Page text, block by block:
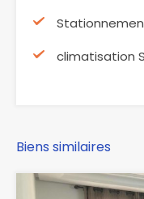
climatisation
Biens similaires